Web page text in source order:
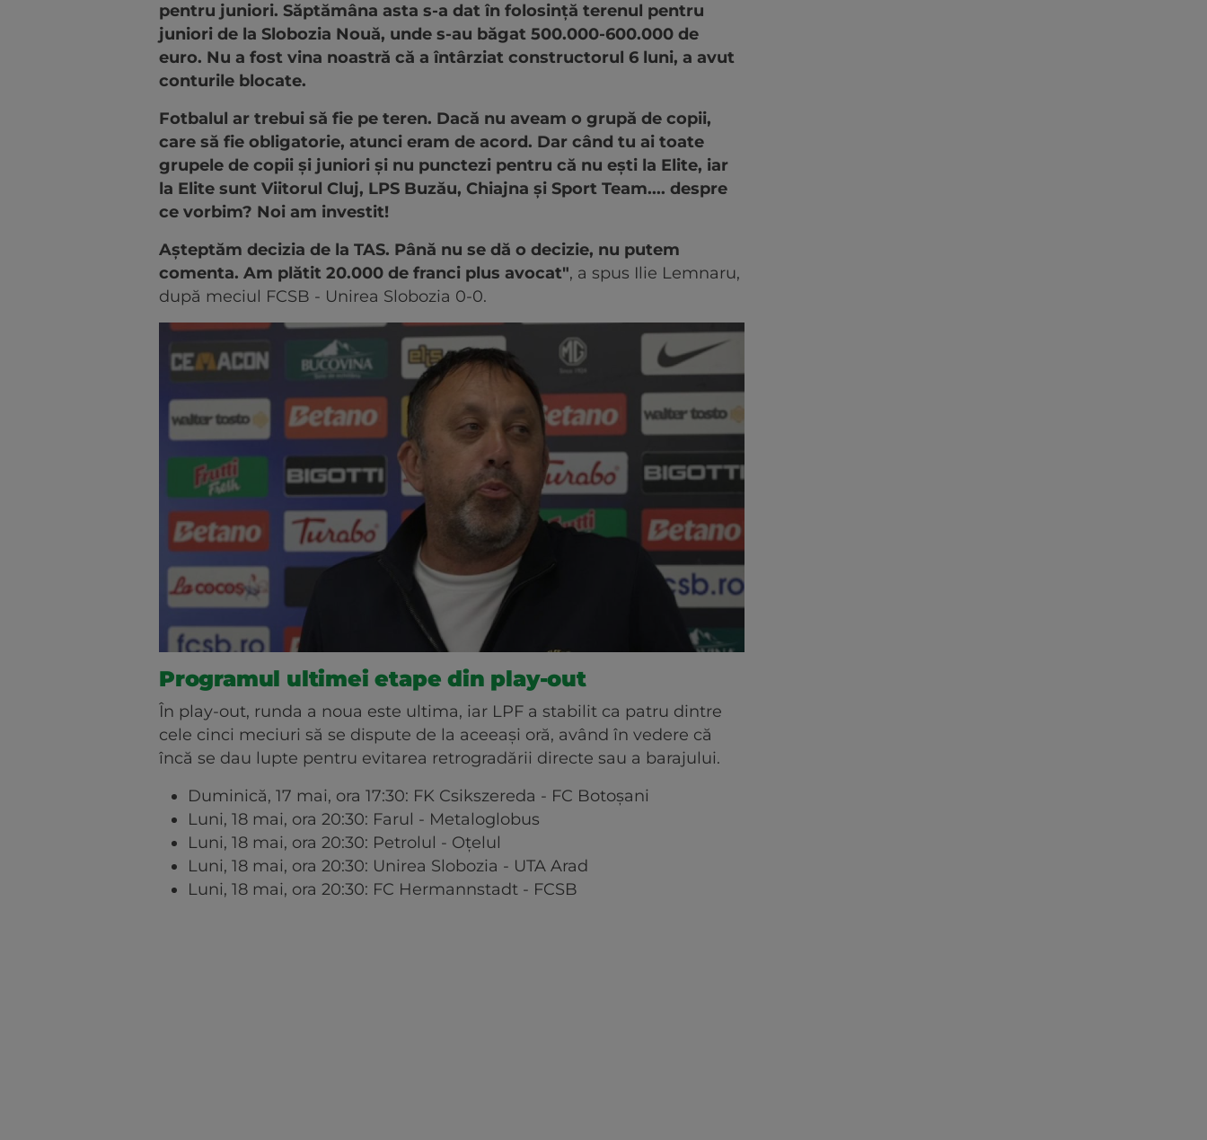
pentru juniori. Săptămâna asta s-a dat în folosință terenul pentru
juniori de la Slobozia Nouă, unde s-au băgat 500.000-600.000 de
euro. Nu a fost vina noastră că a întârziat constructorul 6 luni, a avut
conturile blocate.
Fotbalul ar trebui să fie pe teren. Dacă nu aveam o grupă de copii,
care să fie obligatorie, atunci eram de acord. Dar când tu ai toate
grupele de copii și juniori și nu punctezi pentru că nu ești la Elite, iar
la Elite sunt Viitorul Cluj, LPS Buzău, Chiajna și Sport Team.... despre
ce vorbim? Noi am investit!
Așteptăm decizia de la TAS. Până nu se dă o decizie, nu putem
comenta. Am plătit 20.000 de franci plus avocat", a spus Ilie Lemnaru,
după meciul FCSB - Unirea Slobozia 0-0.
Programul ultimei etape din play-out
În play-out, runda a noua este ultima, iar LPF a stabilit ca patru dintre
cele cinci meciuri să se dispute de la aceeași oră, având în vedere că
încă se dau lupte pentru evitarea retrogradării directe sau a barajului.
Duminică, 17 mai, ora 17:30: FK Csikszereda - FC Botoșani
Luni, 18 mai, ora 20:30: Farul - Metaloglobus
Luni, 18 mai, ora 20:30: Petrolul - Oțelul
Luni, 18 mai, ora 20:30: Unirea Slobozia - UTA Arad
Luni, 18 mai, ora 20:30: FC Hermannstadt - FCSB